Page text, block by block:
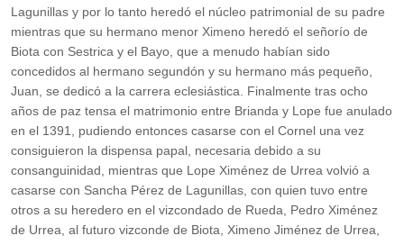
Lagunillas y por lo tanto heredó el núcleo patrimonial de su padre
mientras que su hermano menor Ximeno heredó el señorío de
Biota con Sestrica y el Bayo, que a menudo habían sido
concedidos al hermano segundón y su hermano más pequeño,
Juan, se dedicó a la carrera eclesiástica. Finalmente tras ocho
años de paz tensa el matrimonio entre Brianda y Lope fue anulado
en el 1391, pudiendo entonces casarse con el Cornel una vez
consiguieron la dispensa papal, necesaria debido a su
consanguinidad,​ mientras que Lope Ximénez de Urrea volvió a
casarse con Sancha Pérez de Lagunillas, con quien tuvo entre
otros a su heredero en el vizcondado de Rueda, Pedro Ximénez
de Urrea, al futuro vizconde de Biota, Ximeno Jiménez de Urrea,